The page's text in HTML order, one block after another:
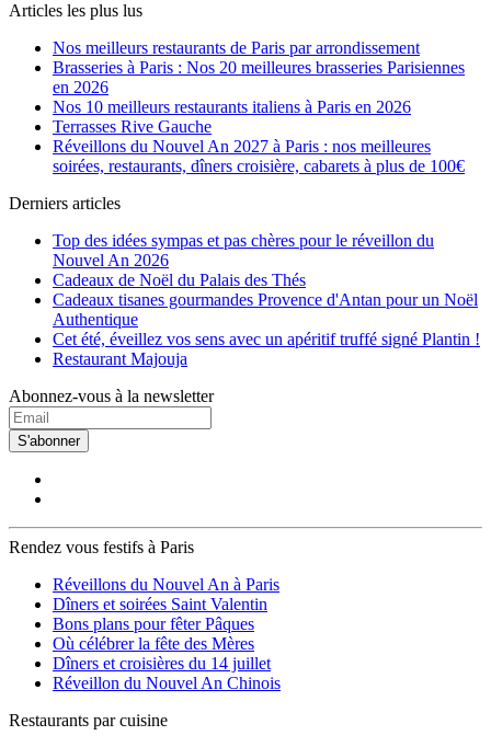
Articles les plus lus
Nos meilleurs restaurants de Paris par arrondissement
Brasseries à Paris : Nos 20 meilleures brasseries Parisiennes
en 2026
Nos 10 meilleurs restaurants italiens à Paris en 2026
Terrasses Rive Gauche
Réveillons du Nouvel An 2027 à Paris : nos meilleures
soirées, restaurants, dîners croisière, cabarets à plus de 100€
Derniers articles
Top des idées sympas et pas chères pour le réveillon du
Nouvel An 2026
Cadeaux de Noël du Palais des Thés
Cadeaux tisanes gourmandes Provence d'Antan pour un Noël
Authentique
Cet été, éveillez vos sens avec un apéritif truffé signé Plantin !
Restaurant Majouja
Abonnez-vous à la newsletter
S'abonner
Rendez vous festifs à Paris
Réveillons du Nouvel An à Paris
Dîners et soirées Saint Valentin
Bons plans pour fêter Pâques
Où célébrer la fête des Mères
Dîners et croisières du 14 juillet
Réveillon du Nouvel An Chinois
Restaurants par cuisine